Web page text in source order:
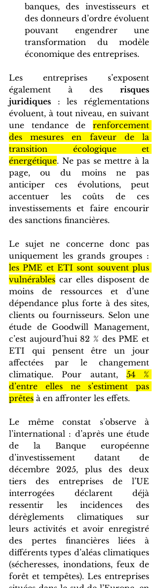
banques, des investisseurs et
des donneurs d’ordre évoluent
pouvant engendrer une
transformation du modèle
économique des entreprises.
Les entreprises s’exposent
également à des risques
juridiques : les réglementations
évoluent, à tout niveau, en suivant
une tendance de renforcement
des mesures en faveur de la
transition écologique et
énergétique. Ne pas se mettre à la
page, ou du moins ne pas
anticiper ces évolutions, peut
accentuer les coûts de ces
investissements et faire encourir
des sanctions financières.
Le sujet ne concerne donc pas
les PME et ETI sont souvent plus
vulnérables car elles disposent de
moins de ressources et d’une
dépendance plus forte à des sites,
clients ou fournisseurs. Selon une
étude de Goodwill Management,
c’est aujourd’hui 82 % des PME et
ETI qui pensent être un jour
affectées par le changement
climatique. Pour autant, 54 %
d’entre elles ne s’estiment pas
prêtes à en affronter les effets.
Le même constat s’observe à
l’international : d’après une étude
de la Banque européenne
d’investissement datant de
décembre 2025, plus des deux
tiers des entreprises de l’UE
interrogées déclarent déjà
ressentir les incidences des
dérèglements climatiques sur
leurs activités et avoir enregistré
des pertes financières liées à
différents types d’aléas climatiques
(sécheresses, inondations, feux de
forêt et tempêtes). Les entreprises